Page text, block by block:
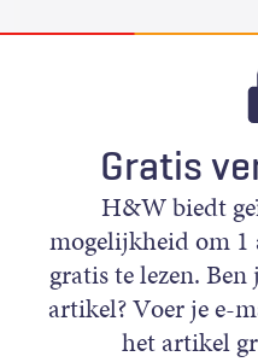
Gratis
H&W biedt
mogelijkheid om
gratis te lezen.
artikel? Voer je e-
het artikel